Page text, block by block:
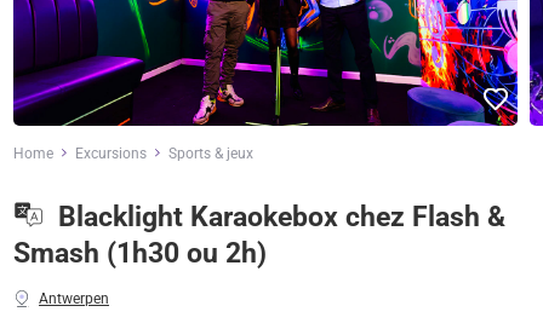
Home Excursions Sports & jeux
Blacklight Karaokebox chez Flash &
Smash (1h30 ou 2h)
Antwerpen